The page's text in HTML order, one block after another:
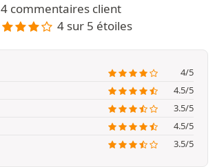
4 commentaires client
4 sur 5 étoiles
4/5
4.5/5
3.5/5
4.5/5
3.5/5